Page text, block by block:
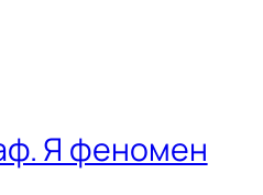
Я феномен